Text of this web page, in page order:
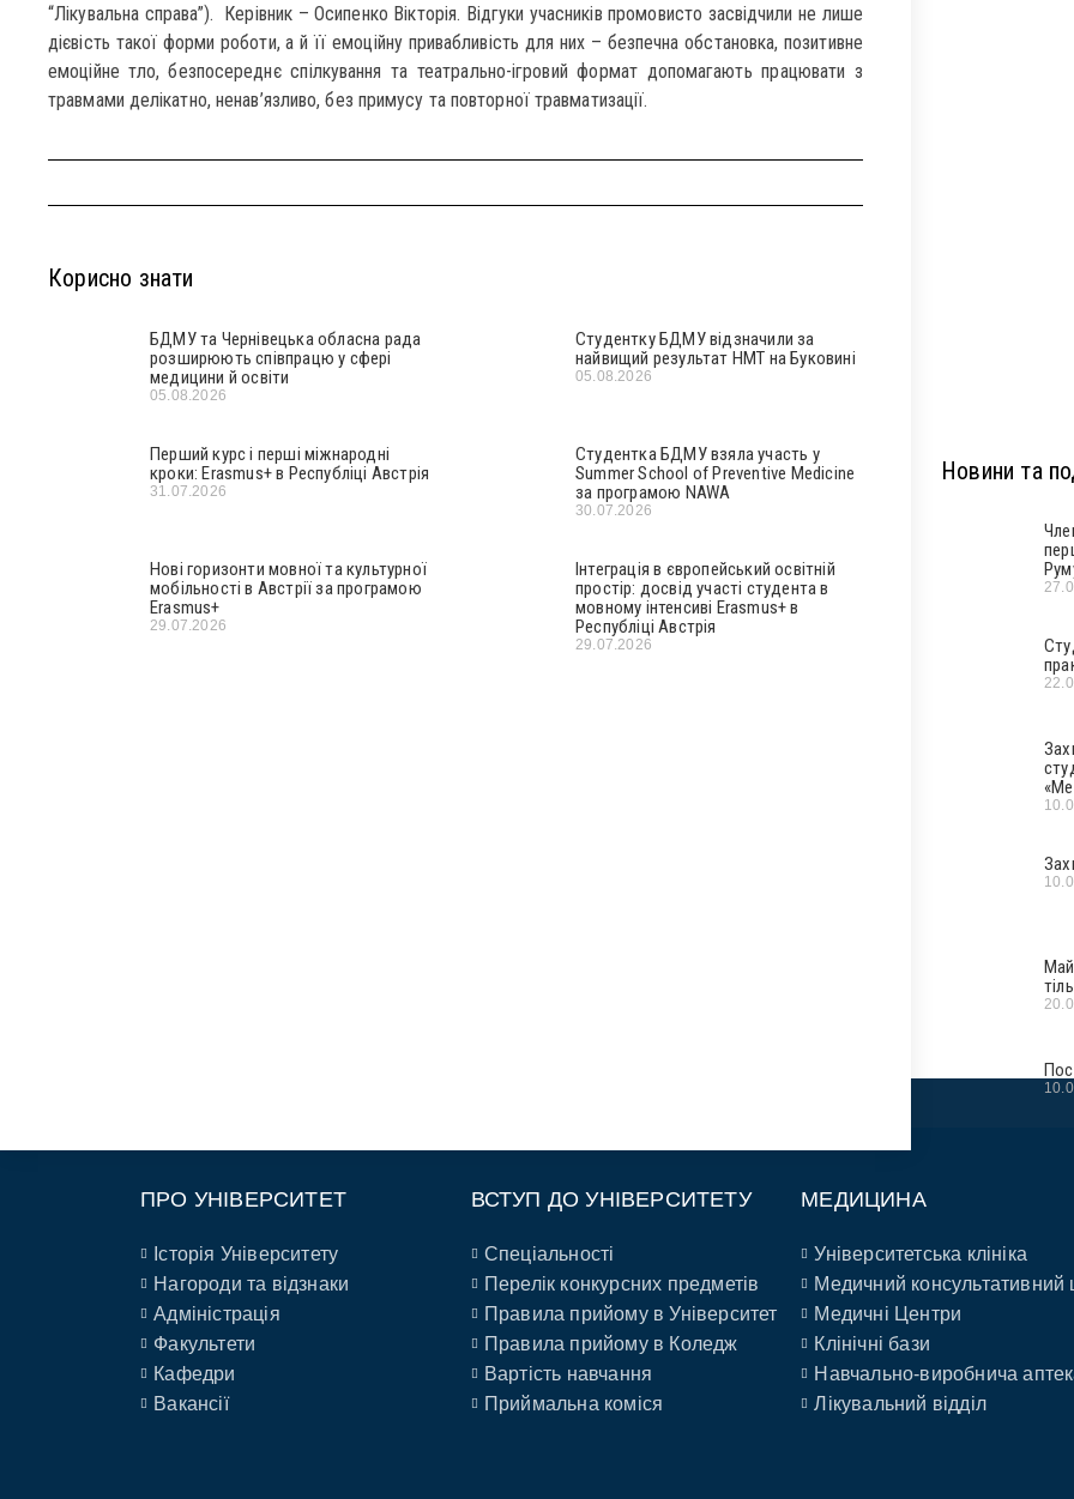
“Лікувальна справа”). Керівник – Осипенко Вікторія. Відгуки учасників промовисто засвідчили не лише
дієвість такої форми роботи, а й її емоційну привабливість для них – безпечна обстановка, позитивне
емоційне тло, безпосереднє спілкування та театрально-ігровий формат допомагають працювати з
травмами делікатно, ненав’язливо, без примусу та повторної травматизації.
Корисно знати
БДМУ та Чернівецька обласна рада
розширюють співпрацю у сфері
медицини й освіти
05.08.2026
Студентку БДМУ відзначили за
найвищий результат НМТ на Буковині
05.08.2026
Перший курс і перші міжнародні
кроки: Erasmus+ в Республіці Австрія
31.07.2026
Студентка БДМУ взяла участь у
Summer School of Preventive Medicine
за програмою NAWA
30.07.2026
Нові горизонти мовної та культурної
мобільності в Австрії за програмою
Erasmus+
29.07.2026
Інтеграція в європейський освітній
простір: досвід участі студента в
мовному інтенсиві Erasmus+ в
Республіці Австрія
29.07.2026
Новини та
ПРО УНІВЕРСИТЕТ
Історія Університету
Нагороди та відзнаки
Адміністрація
Факультети
Кафедри
Вакансії
ВСТУП ДО УНІВЕРСИТЕТУ
Спеціальності
Перелік конкурсних предметів
Правила прийому в Університет
Правила прийому в Коледж
Вартість навчання
Приймальна коміся
МЕДИЦИНА
Університетська клініка
Медичний консультативний
Медичні Центри
Клінічні бази
Навчально-виробнича
Лікувальний відділ